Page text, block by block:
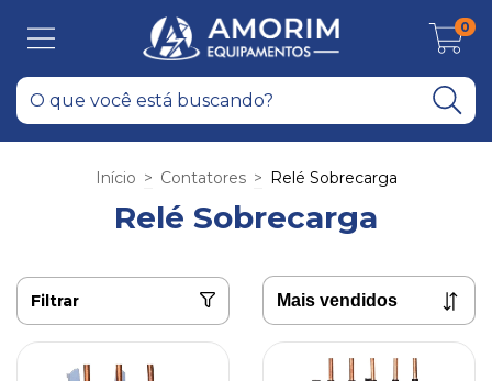
0
Início > Contatores > Relé Sobrecarga
Relé Sobrecarga
Filtrar